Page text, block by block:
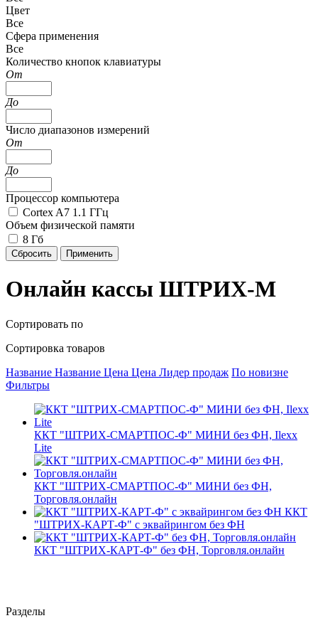
Цвет
Все
Сфера применения
Все
Количество кнопок клавиатуры
От
До
Число диапазонов измерений
От
До
Процессор компьютера
Cortex A7 1.1 ГГц
Объем физической памяти
8 Гб
Онлайн кассы ШТРИХ-М
Сортировать по
Сортировка товаров
Название Название Цена Цена Лидер продаж По новизне
Фильтры
ККТ "ШТРИХ-СМАРТПОС-Ф" МИНИ без ФН, Ilexx
Lite
ККТ "ШТРИХ-СМАРТПОС-Ф" МИНИ без ФН,
Торговля.онлайн
ККТ
"ШТРИХ-КАРТ-Ф" с эквайрингом без ФН
ККТ "ШТРИХ-КАРТ-Ф" без ФН, Торговля.онлайн
Разделы